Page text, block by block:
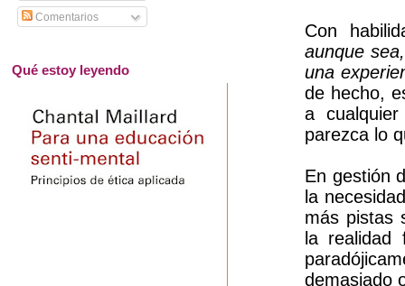
Con
aunque
una
de hecho,
a
parezca lo
En gestión
la
más pistas
la realidad
demasiado
Comentarios
Qué estoy leyendo